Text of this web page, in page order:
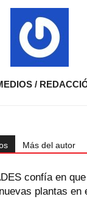
/
Más del autor
confía en
plantas en